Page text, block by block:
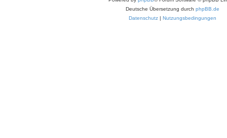
Deutsche Übersetzung durch phpBB.de
Datenschutz | Nutzungsbedingungen